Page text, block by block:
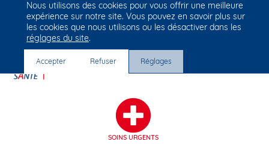
Groupe Vivalto Santé
Entre nous, la vie
SOINS URGENTS
Nous utilisons des cookies pour vous offrir une meilleure
expérience sur notre site. Vous pouvez en savoir plus sur
les cookies que nous utilisons ou les désactiver dans les
réglages du site.
Accepter Refuser Réglages